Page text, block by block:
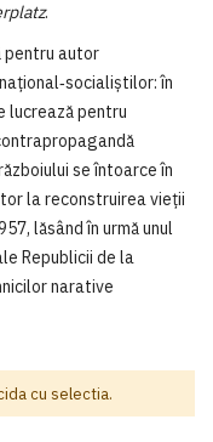
.
pentru autor
în
lucrează pentru
se întoarce în
la reconstruirea vieții
lăsând în urmă unul
Republicii de la
narative
cu selectia.